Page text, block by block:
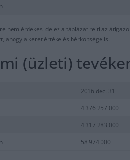
nem érdekes, de ez a táblázat rejti az
ahogy a keret értéke és bérköltsége is.
(üzleti)
2016 dec. 31
4 376 257 000
4 317 283 000
58 974 000